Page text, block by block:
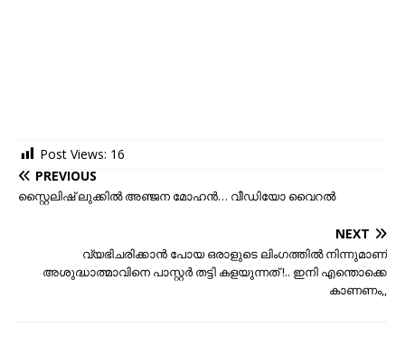
Post Views: 16
PREVIOUS
സ്റ്റൈലിഷ് ലുക്കിൽ അഞ്ജന മോഹൻ… വീഡിയോ വൈറൽ
NEXT
വ്യഭിചരിക്കാൻ പോയ ഒരാളുടെ ലിംഗത്തിൽ നിന്നുമാണ്
അശുദ്ധാത്മാവിനെ പാസ്റ്റർ തട്ടി കളയുന്നത് !.. ഇനി എന്തൊക്കെ
കാണണം,,